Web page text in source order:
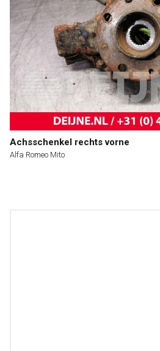
Achsschenkel rechts vorne
Alfa Romeo Mito